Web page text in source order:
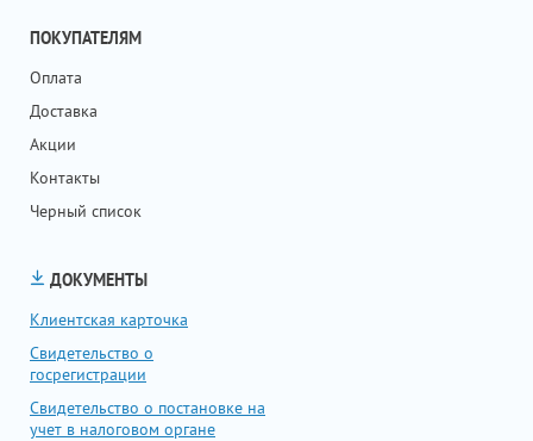
ПОКУПАТЕЛЯМ
Оплата
Доставка
Акции
Контакты
Черный список
ДОКУМЕНТЫ
Клиентская карточка
Свидетельство о
госрегистрации
Свидетельство о постановке на
учет в налоговом органе